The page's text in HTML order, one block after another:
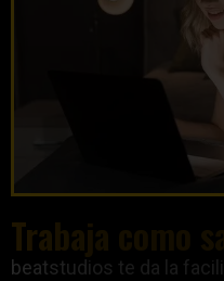
Trabaja como
beatstudios te da la